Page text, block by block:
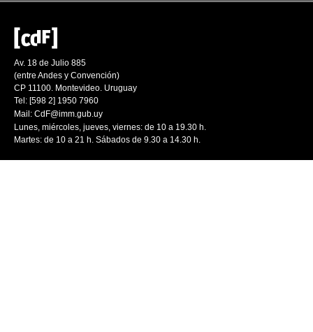
Av. 18 de Julio 885
(entre Andes y Convención)
CP 11100. Montevideo. Uruguay
Tel: [598 2] 1950 7960
Mail: CdF@imm.gub.uy
Lunes, miércoles, jueves, viernes: de 10 a 19.30 h.
Martes: de 10 a 21 h. Sábados de 9.30 a 14.30 h.